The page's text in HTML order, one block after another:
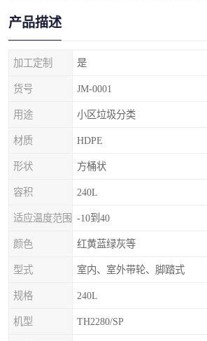
产品描述
加工定制 是
货号 JM-0001
用途 小区垃圾分类
材质 HDPE
形状 方桶状
容积 240L
适应温度范围 -10到40
颜色 红黄蓝绿灰等
型式 室内、室外带轮、脚踏式
规格 240L
机型 TH2280/SP